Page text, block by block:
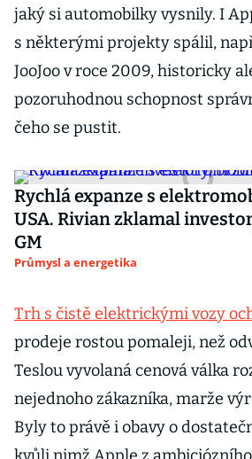
jaký si automobilky vysnily. I
s některými projekty spálil,
JooJoo v roce 2009, historicky
pozoruhodnou schopnost
čeho se pustit.
Rychlá expanze s
USA. Rivian zklamal
GM
Průmysl a energetika
Trh s čistě elektrickými vozy
prodeje rostou pomaleji, než
Teslou vyvolaná cenová válka
nejednoho zákazníka, marže
Byly to právě i obavy o